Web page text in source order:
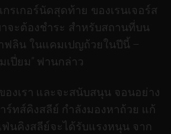
รเกอร์นัดสุดท้าย ของเรนเจอร์ส
าจะต้องชําระ สําหรับสถานที่บน
ฟลิน ในแคมเปญถ้วยในปีนี้ –
ปี่ยม” ฟานกล่าว
องเรา และจะสนับสนุน จอนอย่าง
ร์ทส์คิงสลีย์ กําลังมองหาถ้วย แก้
นคิงสลีย์จะได้รับแรงหนุน จาก